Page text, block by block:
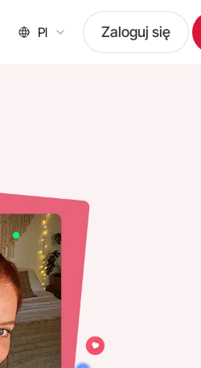
Pl Zaloguj się